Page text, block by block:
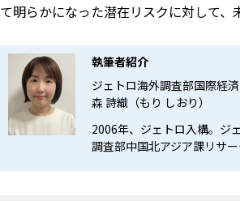
て明らかになった潜在リスクに対して
執筆者紹介
ジェトロ海外調査部国際経
森 詩織（もり しおり）
2006年、ジェトロ入構。ジ
調査部中国北アジア課リサ